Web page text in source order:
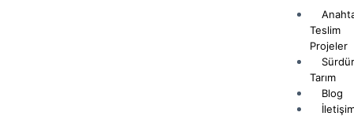
Teslim
Projeler
Tarım
Blog